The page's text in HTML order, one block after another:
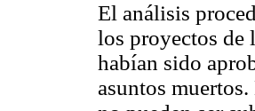
El análisis
los proyectos de
habían sido
asuntos